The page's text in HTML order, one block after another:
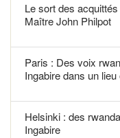
Le sort des
Maître John Philpot
Paris : Des voix
Ingabire dans un
Helsinki : des
Ingabire